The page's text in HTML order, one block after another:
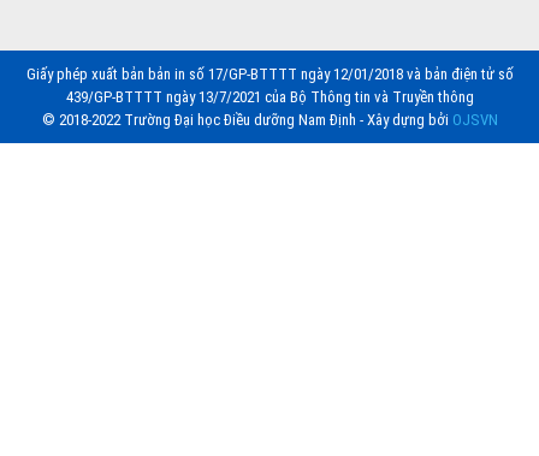
Giấy phép xuất bản bản in số 17/GP-BTTTT ngày 12/01/2018 và bản điện tử số
439/GP-BTTTT ngày 13/7/2021 của Bộ Thông tin và Truyền thông
© 2018-2022 Trường Đại học Điều dưỡng Nam Định - Xây dựng bởi OJSVN